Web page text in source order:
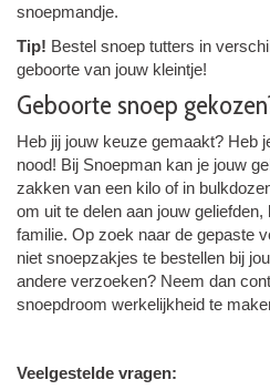
snoepmandje.
Tip! Bestel snoep tutters in
geboorte van jouw kleintje!
Geboorte snoep
Heb jij jouw keuze gemaakt? Heb
nood! Bij Snoepman kan je jouw
zakken van een kilo of in
om uit te delen aan jouw
familie. Op zoek naar de gepaste
niet snoepzakjes te bestellen bij
andere verzoeken? Neem dan
snoepdroom werkelijkheid te
Veelgestelde vragen: